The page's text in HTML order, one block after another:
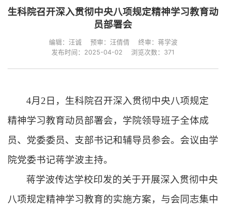
生科院召开深入贯彻中央八项规定精神学习教育动
员部署会
编辑：汪诚 预审：汪倩倩
终审：蒋学波
发布时间：2025-04-02
浏览次数： 371
4月2 日，生科院召开深入贯彻中央八项规定
精神学习教育动员部署会，学院领导班子全体成
员、党委委员、支部书记和辅导员参会。会议由学
院党委书记蒋学波主持。
蒋学波传达学校印发的关于开展深入贯彻中央
八项规定精神学习教育的实施方案，与会同志集中